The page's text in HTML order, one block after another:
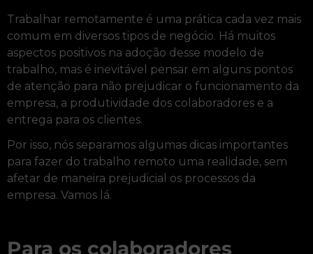
Trabalhar remotamente é uma prática cada vez mais
comum em diversos tipos de negócio. Há muitos
aspectos positivos na adoção desse modelo de
trabalho, mas é inevitável pensar em alguns pontos
de atenção para não prejudicar o funcionamento da
empresa, a produtividade dos colaboradores e a
entrega para os clientes.
Por isso, nós separamos algumas dicas importantes
para fazer do trabalho remoto uma realidade, sem
afetar de maneira prejudicial os processos da
empresa. Vamos lá.
Para os colaboradores